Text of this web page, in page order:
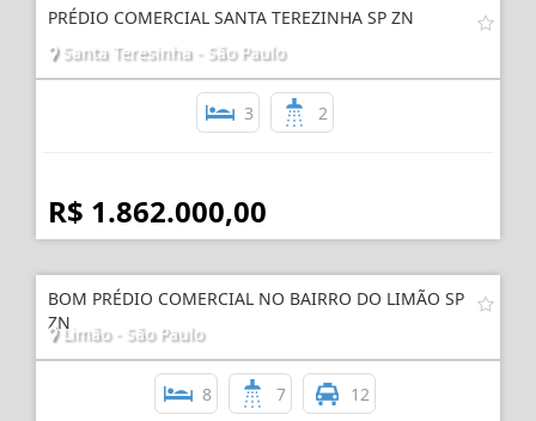
R$ 1.500.000,00
PRÉDIO COMERCIAL SANTA TEREZINHA SP ZN
3
R$ 1.862.000,00
BOM PRÉDIO COMERCIAL NO BAIRRO DO LIMÃO SP